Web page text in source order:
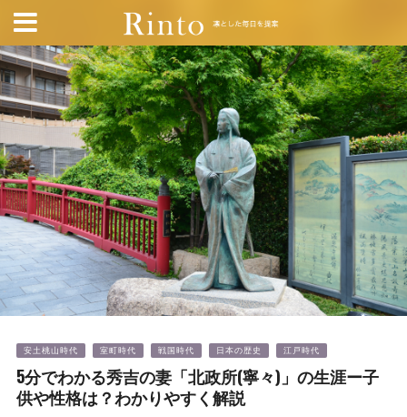
安土桃山時代 室町時代 戦国時代 日本の歴史 江戸時代
5分でわかる秀吉の妻「北政所(寧々)」の生涯ー子
供や性格は？わかりやすく解説